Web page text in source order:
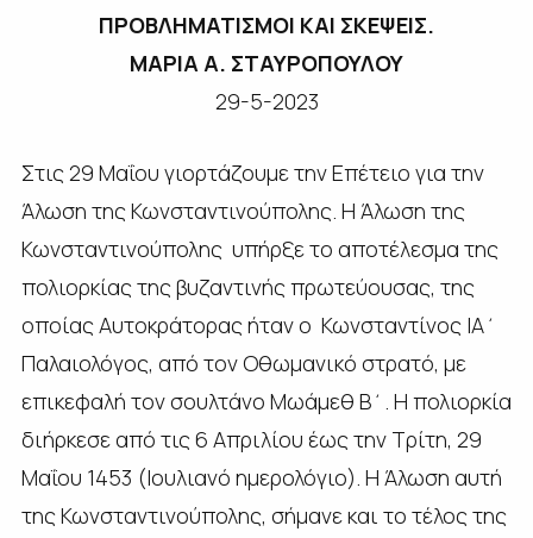
ΠΡΟΒΛΗΜΑΤΙΣΜΟΙ ΚΑΙ ΣΚΕΨΕΙΣ.
ΜΑΡΙΑ Α. ΣΤΑΥΡΟΠΟΥΛΟΥ
29-5-2023
Στις 29 Μαΐου γιορτάζουμε την Επέτειο για την
Άλωση της Κωνσταντινούπολης. Η Άλωση της
Κωνσταντινούπολης υπήρξε το αποτέλεσμα της
πολιορκίας της βυζαντινής πρωτεύουσας, της
οποίας Αυτοκράτορας ήταν ο Κωνσταντίνος ΙΑ΄
Παλαιολόγος, από τον Οθωμανικό στρατό, με
επικεφαλή τον σουλτάνο Μωάμεθ Β΄. Η πολιορκία
διήρκεσε από τις 6 Απριλίου έως την Τρίτη, 29
Μαΐου 1453 (Ιουλιανό ημερολόγιο). Η Άλωση αυτή
της Κωνσταντινούπολης, σήμανε και το τέλος της